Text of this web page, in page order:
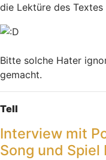
die Lektüre des
Bitte solche Hater
gemacht.
Nach oben
Tell
Interview mit
Song und Spiel